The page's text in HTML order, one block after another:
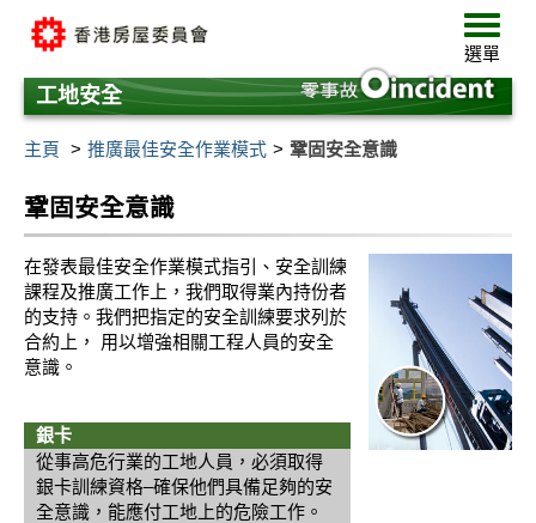
要
內
選
單
選單
工地安全
主頁 推廣最佳安全作業模式 鞏固安全意識
鞏固安全意識
在發表最佳安全作業模式指引、安全訓練
課程及推廣工作上，我們取得業內持份者
的支持。我們把指定的安全訓練要求列於
合約上， 用以增強相關工程人員的安全
意識。
銀卡
從事高危行業的工地人員，必須取得
銀卡訓練資格–確保他們具備足夠的安
全意識，能應付工地上的危險工作。